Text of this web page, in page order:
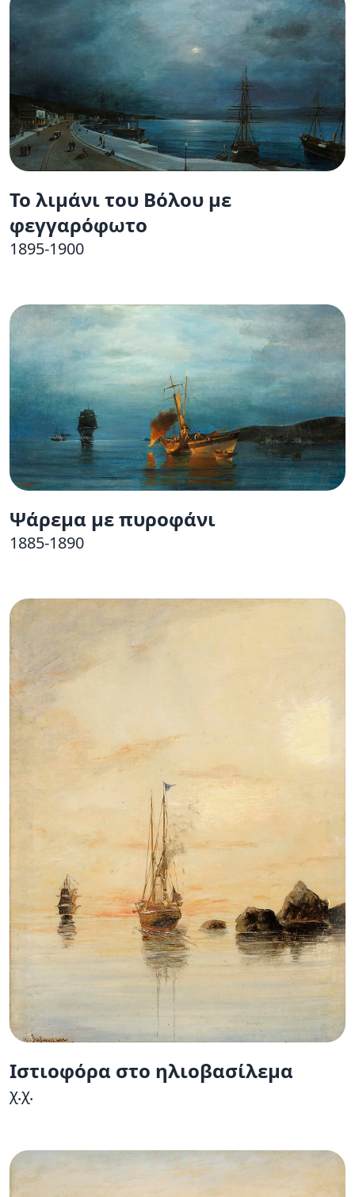
Το λιμάνι του Βόλου με
φεγγαρόφωτο
1895-1900
Ψάρεμα με πυροφάνι
1885-1890
Ιστιοφόρα στο ηλιοβασίλεμα
χ.χ.